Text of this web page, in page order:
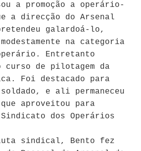
a promoção a operário-
a direcção do Arsenal
galardoá-lo,
na categoria
Entretanto
curso de pilotagem da
Foi destacado para
soldado, e ali permaneceu
que aproveitou para
dos Operários
luta sindical, Bento fez